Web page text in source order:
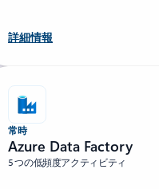
詳細情報
常時
Azure Data Factory
5 つの低頻度アクティビティ